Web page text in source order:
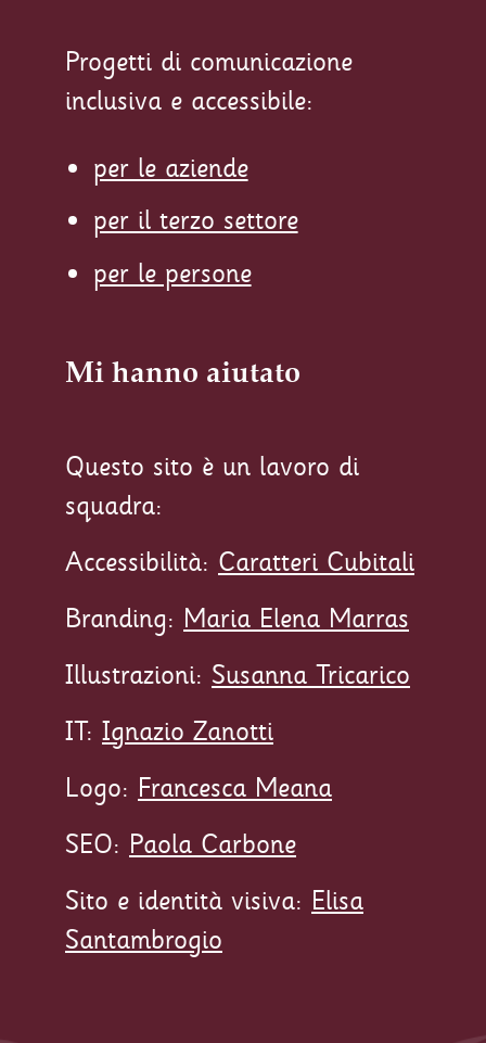
Progetti di comunicazione
inclusiva e accessibile:
per le aziende
per il terzo settore
per le persone
Mi hanno aiutato
Questo sito è un lavoro di
squadra:
Accessibilità: Caratteri Cubitali
Branding: Maria Elena Marras
Illustrazioni: Susanna Tricarico
IT: Ignazio Zanotti
Logo: Francesca Meana
SEO: Paola Carbone
Sito e identità visiva: Elisa
Santambrogio